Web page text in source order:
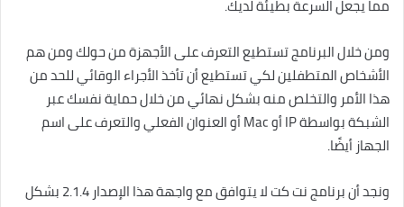
مما يجعل السرعة بطيئة لديك.
ومن خلال البرنامج تستطيع التعرف على الأجهزة من حولك ومن هم
الأشخاص المتطفلين لكي تستطيع أن تأخذ الأجراء الوقائي للحد من
هذا الأمر والتخلص منه بشكل نهائي من خلال حماية نفسك عبر
الشبكة بواسطة IP أو Mac أو العنوان الفعلي والتعرف على اسم
الجهاز أيضًا.
ونجد أن برنامج نت كت لا يتوافق مع واجهة هذا الإصدار 2.1.4 بشكل